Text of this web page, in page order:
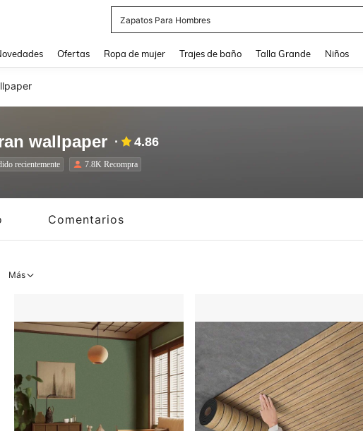
Zapatos Blancos
Ofertas Ropa de mujer Trajes de baño Talla Grande Niños
wallpaper 4.86
recientemente 7.8K Recompra
Comentarios
Más